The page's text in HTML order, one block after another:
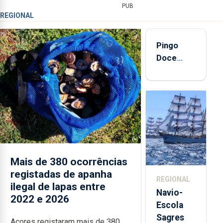
PUB
REGIONAL
Mais de 380 ocorrências
registadas de apanha
ilegal de lapas entre
2022 e 2026
Pingo
Doce
quinta-
feira nova
loja em
São
Sebastião
e cria 30
postos de
REGIONAL
Navio-
Escola
Sagres